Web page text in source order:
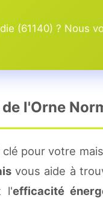
(61140) ? Nous
l'Orne
pour votre
vous aide à
l'efficacité